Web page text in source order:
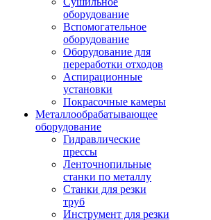
оборудование
Вспомогательное
оборудование
Оборудование для
переработки отходов
Аспирационные
установки
Покрасочные камеры
Металлообрабатывающее
оборудование
Гидравлические
прессы
Ленточнопильные
станки по металлу
Станки для резки
труб
Инструмент для резки